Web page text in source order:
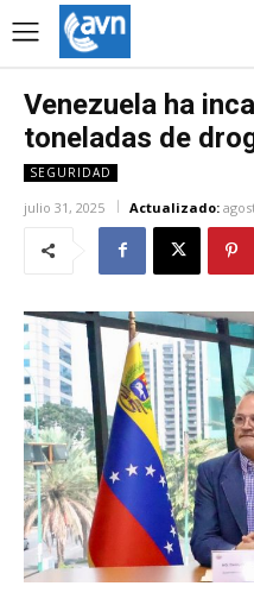
Venezuela ha
toneladas de
SEGURIDAD
julio 31, 2025 Actualizado: